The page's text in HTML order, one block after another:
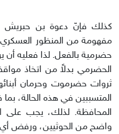
كذلك فإنّ دعوة بن حبريش
مفهومة من المنظور
حضرمية بالفعل. لذا فعليه
الحضرمي بدلاً من اتخاذ
ثروات حضرموت وحرمان
المتسببين في هذه الحالة،
المحافظة. لذلك، يجب على
واضح من الحوثيين، ورفض أي